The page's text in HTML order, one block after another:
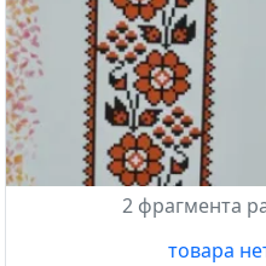
2 фрагмента
товара